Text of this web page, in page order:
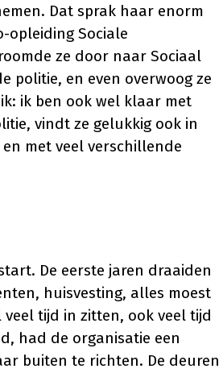
Dat sprak haar enorm
opleiding Sociale
ze door naar Sociaal
politie, en even overwoog ze
ik ben ook wel klaar met
vindt ze gelukkig ook in
met veel verschillende
De eerste jaren draaiden
huisvesting, alles moest
tijd in zitten, ook veel tijd
had de organisatie een
buiten te richten. De deuren